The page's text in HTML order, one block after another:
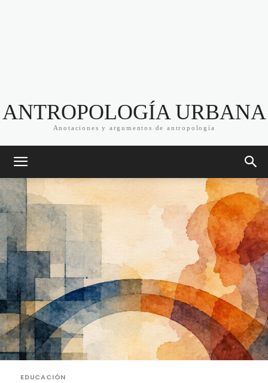
ANTROPOLOGÍA URBANA
Anotaciones y argumentos de antropología
EDUCACIÓN